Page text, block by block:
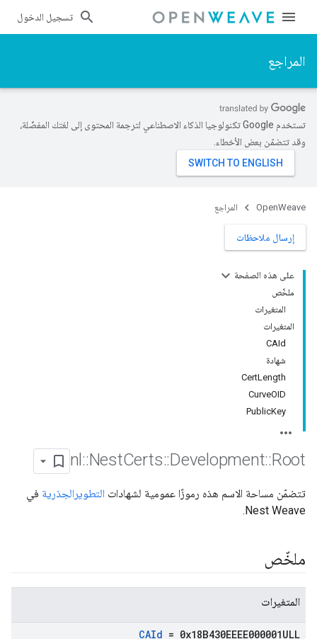
تسجيل الدخول
المراجع
تستخدم Google تكنولوجيا الذكاء الاصطناعي لترجمة المحتوى إلى لغتك المفضّلة،
وقد تتضمّن بعض الأخطاء.
OpenWeave المراجع
إرسال ملاحظات
على هذه الصفحة
ملخّص
المتغيرات
المتغيرات
CAId
شهادة
CertLength
CurveOID
PublicKey
nl ::NestCerts::Development::Root
تتضمّن مساحة الاسم هذه رموزًا عمومية لشهادات التطوير الجذرية في
Nest Weave.
ملخّص
المتغيرات
CAId = 0x18B430EEEE000001ULL